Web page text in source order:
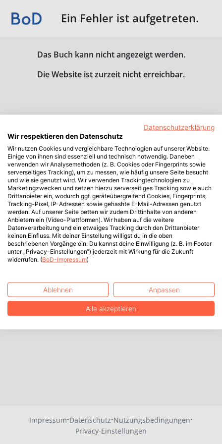
Ein Fehler ist aufgetreten.
Das Buch kann nicht angezeigt werden.
Die Website ist zurzeit nicht erreichbar.
Impressum·Datenschutz·Nutzungsbedingungen·
Privacy-Einstellungen
Datenschutzerklärung
Wir respektieren den Datenschutz
Wir nutzen Cookies und vergleichbare Technologien auf unserer Website.
Einige von ihnen sind essenziell und technisch notwendig. Daneben
verwenden wir Analysemethoden (z. B. Cookies oder Fingerprints sowie
serverseitiges Tracking), um zu messen, wie häufig unsere Seite besucht
und wie sie genutzt wird. Wir verwenden Trackingtechnologien zu
Marketingzwecken und setzen hierzu serverseitiges Tracking sowie auch
Drittanbieter ein, wodurch ggf. geräteübergreifend Cookies, Fingerprints,
Tracking-Pixel, IP-Adressen sowie gehashte E-Mail-Adressen genutzt
werden. Auf unserer Seite betten wir zudem Drittinhalte von anderen
Anbietern ein (Video-Plattformen). Wir haben auf die weitere
Datenverarbeitung und ein etwaiges Tracking durch den Drittanbieter
keinen Einfluss. Mit deiner Einstellung willigst du in die oben
beschriebenen Vorgänge ein. Du kannst deine Einwilligung (z. B. im Footer
unter „Privacy-Einstellungen“) jederzeit mit Wirkung für die Zukunft
widerrufen. (BoD-Impressum)
Ablehnen Anpassen
Alle akzeptieren